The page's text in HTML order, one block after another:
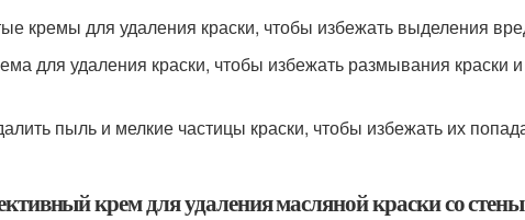
кремы для удаления краски, чтобы избежать выделения
для удаления краски, чтобы избежать размывания краски
пыль и мелкие частицы краски, чтобы избежать их
крем для удаления масляной краски со стены